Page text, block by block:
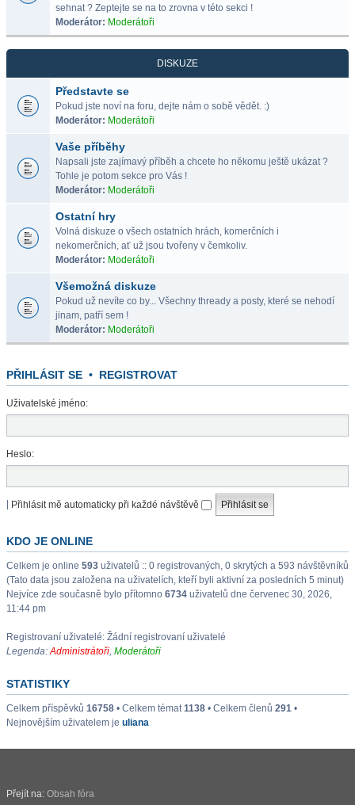
sehnat ? Zeptejte se na to zrovna v této sekci !
Moderátor: Moderátoři
DISKUZE
Představte se
Pokud jste noví na foru, dejte nám o sobě vědět. :)
Moderátor: Moderátoři
Vaše příběhy
Napsali jste zajímavý příběh a chcete ho někomu ještě ukázat ?
Tohle je potom sekce pro Vás !
Moderátor: Moderátoři
Ostatní hry
Volná diskuze o všech ostatních hrách, komerčních i
nekomerčních, ať už jsou tvořeny v čemkoliv.
Moderátor: Moderátoři
Všemožná diskuze
Pokud už nevíte co by... Všechny thready a posty, které se nehodí
jinam, patří sem !
Moderátor: Moderátoři
PŘIHLÁSIT SE • REGISTROVAT
Uživatelské jméno:
Heslo:
Přihlásit mě automaticky při každé návštěvě
KDO JE ONLINE
Celkem je online 593 uživatelů :: 0 registrovaných, 0 skrytých a 593 návštěvníků
(Tato data jsou založena na uživatelích, kteří byli aktivní za posledních 5 minut)
Nejvíce zde současně bylo přítomno 6734 uživatelů dne červenec 30, 2026,
11:44 pm
Registrovaní uživatelé: Žádní registrovaní uživatelé
Legenda:Administrátoři, Moderátoři
STATISTIKY
Celkem příspěvků 16758 • Celkem témat1138 • Celkem členů 291 •
Nejnovějším uživatelem je uliana
Přejít na: Obsah fóra